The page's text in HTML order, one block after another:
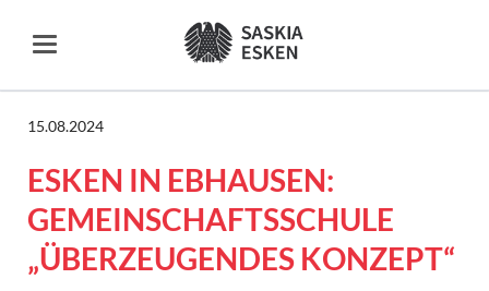
15.08.2024
ESKEN IN EBHAUSEN:
GEMEINSCHAFTSSCHULE
„ÜBERZEUGENDES KONZEPT“